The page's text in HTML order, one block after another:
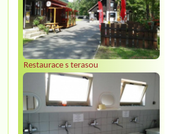
Termín od 2026-08-03 |Autokemp
Borovinka
7/L chatka
Termín od 2026-08-07 |Autokempink
Dřenice
1misto pro stan,2 dospělý + 2deti
Termín od 2026-07-20 |
Tábořiště U
Včelky
1 Zelt groß, 2 Erwachsene, 2 Kinder, 1
Hund1 Auto
Restaurace s terasou